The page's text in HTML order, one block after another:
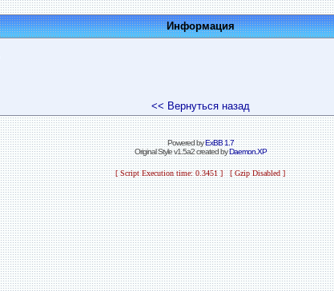
Информация
<< Вернуться назад
Powered byExBB 1.7
Original Style v1.5a2 created byDaemon.XP
[ Script Execution time: 0.3451 ] [ Gzip Disabled ]